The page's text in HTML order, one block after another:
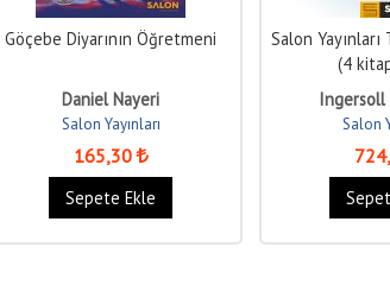
Göçebe Diyarının Öğretmeni
Daniel Nayeri
Salon Yayınları
165,30
Sepete Ekle
Salon
(4
Ingersoll
Salon
724